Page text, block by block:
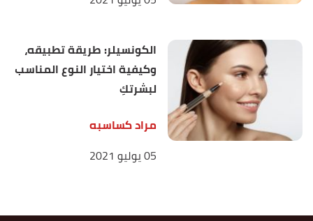
الكونسيلر: طريقة تطبيقه،
وكيفية اختيار النوع المناسب
لبشرتكِ
مراد كساسبه
05 يوليو 2021